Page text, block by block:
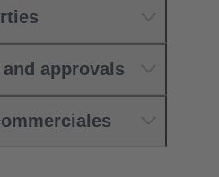
approvals